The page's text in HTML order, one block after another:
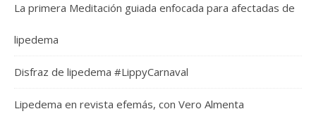
La primera Meditación guiada enfocada para afectadas de
lipedema
Disfraz de lipedema #LippyCarnaval
Lipedema en revista efemás, con Vero Almenta